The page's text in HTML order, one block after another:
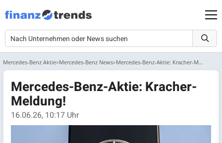
Mercedes-Benz Aktie Mercedes-Benz News Mercedes-Benz-Aktie: Kracher-Meldung!
Mercedes-Benz-Aktie: Kracher-
Meldung!
16.06.26, 10:17 Uhr